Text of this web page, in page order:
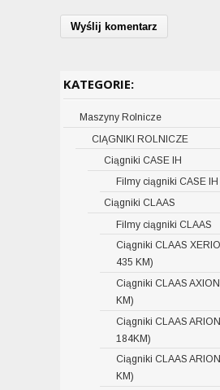
KATEGORIE:
Maszyny Rolnicze
CIĄGNIKI ROLNICZE
Ciągniki CASE IH
Filmy ciągniki CASE IH
Ciągniki CLAAS
Filmy ciągniki CLAAS
Ciągniki CLAAS
435 KM)
Ciągniki CLAAS
KM)
Ciągniki CLAAS
184KM)
Ciągniki CLAAS
KM)